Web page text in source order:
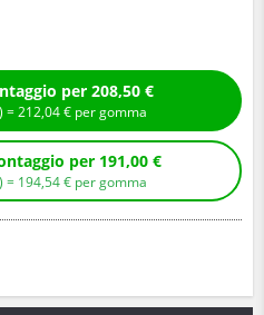
Compra con montaggio per 208,50 €
) =212,04€ per gomma
Compra senza montaggio per 191,00 €
) = 194,54€ per gomma